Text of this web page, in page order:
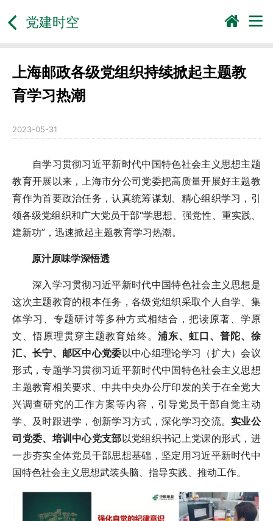
党建时空
上海邮政各级党组织持续掀起主题教
育学习热潮
2023-05-31
自学习贯彻习近平新时代中国特色社会主义思想主题
教育开展以来，上海市分公司党委把高质量开展好主题教
育作为首要政治任务，认真统筹谋划、精心组织学习，引
领各级党组织和广大党员干部“学思想、强党性、重实践、
建新功”，迅速掀起主题教育学习热潮。
原汁原味学深悟透
深入学习贯彻习近平新时代中国特色社会主义思想是
这次主题教育的根本任务，各级党组织采取个人自学、集
体学习、专题研讨等多种方式相结合，把读原著、学原
文、悟原理贯穿主题教育始终。 浦东、虹口、普陀、徐
汇、长宁、邮区中心党委以中心组理论学习（扩大）会议
形式，专题学习贯彻习近平新时代中国特色社会主义思想
主题教育相关要求、中共中央办公厅印发的关于在全党大
兴调查研究的工作方案等内容，引导党员干部自觉主动
学、及时跟进学，创新学习方式，深化学习交流。实业公
司党委、培训中心党支部以党组织书记上党课的形式，进
一步夯实全体党员干部思想基础，坚定用习近平新时代中
国特色社会主义思想武装头脑、指导实践、推动工作。